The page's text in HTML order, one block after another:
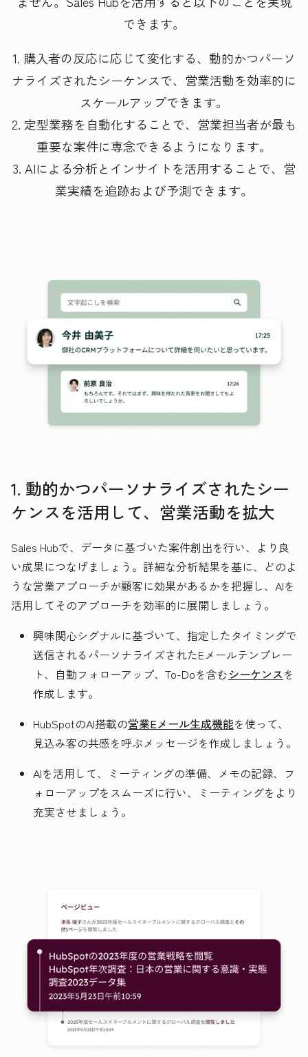
できます。
1. 購入者の反応に応じて変化する、動的かつパーソ
ナライズされたシーケンスで、営業活動を効率的に
スケールアップできます。
2. 定型業務を自動化することで、営業担当者が最も
重要な案件に専念できるようになります。
3. AIによる分析とインサイトを活用することで、営
業実績を追跡および予測できます。
1. 動的かつパーソナライズされたシー
ケンスを活用して、営業活動を拡大
Sales Hubで、データに基づいた案件創出を行い、より良
い成果につなげましょう。詳細な分析結果を基に、どのよ
うな営業アプローチが顧客に効果があるかを把握し、AIを
活用してそのアプローチを効率的に展開しましょう。
興味関心シグナルに基づいて、指定したタイミングで
送信されるパーソナライズされたEメールテンプレー
ト、自動フォローアップ、To-Doを含むシーケンスを
作成します。
HubSpotのAI搭載の営業Eメール生成機能を使って、
見込み客の共感を呼ぶメッセージを作成しましょう。
AIを活用して、ミーティングの準備、メモの記録、フ
ォローアップをスムーズに行い、ミーティングをより
充実させましょう。